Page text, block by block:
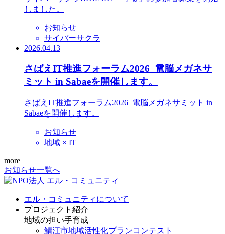
しました。
お知らせ
サイバーサクラ
2026.04.13
さばえIT推進フォーラム2026_電脳メガネサ
ミット in Sabaeを開催します。
さばえIT推進フォーラム2026_電脳メガネサミット in
Sabaeを開催します。
お知らせ
地域 × IT
more
お知らせ一覧へ
エル・コミュニティについて
プロジェクト紹介
地域の担い手育成
鯖江市地域活性化プランコンテスト